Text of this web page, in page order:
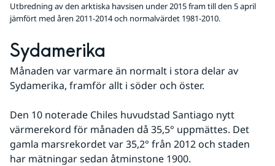
Utbredning av den arktiska havsisen under 2015 fram till den 5 april
jämfört med åren 2011-2014 och normalvärdet 1981-2010.
Sydamerika
Månaden var varmare än normalt i stora delar av
Sydamerika, framför allt i söder och öster.
Den 10 noterade Chiles huvudstad Santiago nytt
värmerekord för månaden då 35,5° uppmättes. Det
gamla marsrekordet var 35,2° från 2012 och staden
har mätningar sedan åtminstone 1900.